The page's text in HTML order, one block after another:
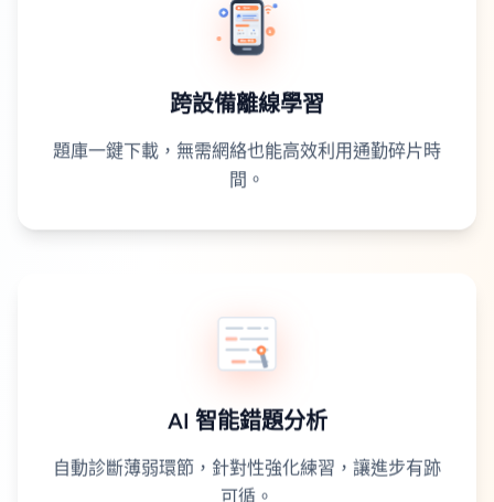
跨設備離線學習
題庫一鍵下載，無需網絡也能高效利用通勤碎片時
間。
AI 智能錯題分析
自動診斷薄弱環節，針對性強化練習，讓進步有跡
可循。